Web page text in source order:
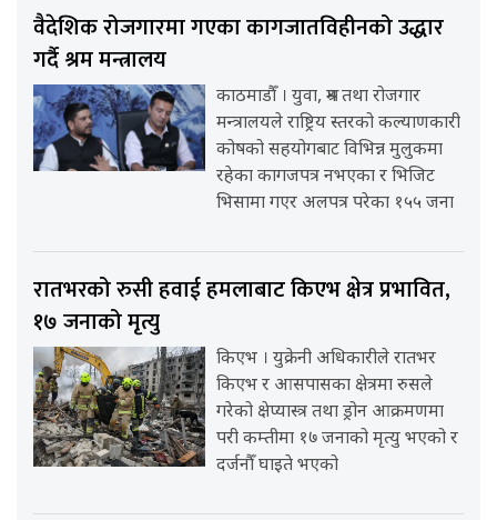
वैदेशिक रोजगारमा गएका कागजातविहीनको उद्धार
गर्दै श्रम मन्त्रालय
काठमाडौँ । युवा, श्रम तथा रोजगार
मन्त्रालयले राष्ट्रिय स्तरको कल्याणकारी
कोषको सहयोगबाट विभिन्न मुलुकमा
रहेका कागजपत्र नभएका र भिजिट
भिसामा गएर अलपत्र परेका १५५ जना
रातभरको रुसी हवाई हमलाबाट किएभ क्षेत्र प्रभावित,
१७ जनाको मृत्यु
किएभ । युक्रेनी अधिकारीले रातभर
किएभ र आसपासका क्षेत्रमा रुसले
गरेको क्षेप्यास्त्र तथा ड्रोन आक्रमणमा
परी कम्तीमा १७ जनाको मृत्यु भएको र
दर्जनौँ घाइते भएको